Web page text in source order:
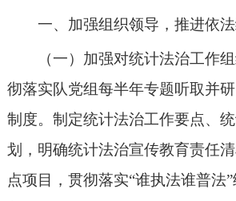
一、加强组织领导，推进依
（一）加强对统计法治工作组
彻落实队党组每半年专题听取并
制度。制定统计法治工作要点、
划， 明确统计法治宣传教育责任
点项目，贯彻落实“谁执法谁普法